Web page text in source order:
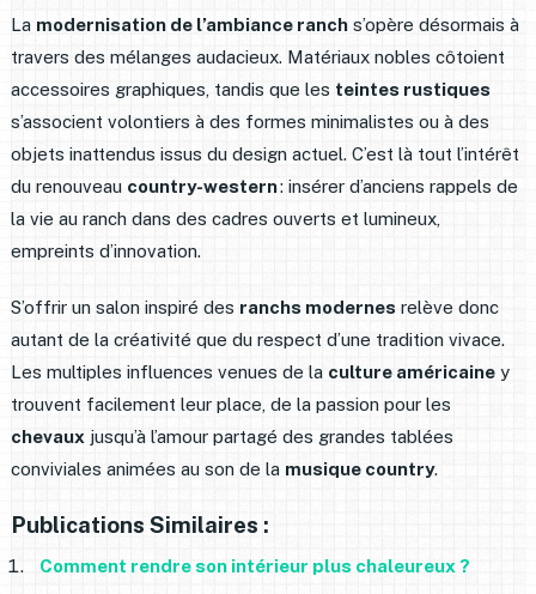
La modernisation de l’ambiance ranchs’opère désormais à
travers des mélanges audacieux. Matériaux nobles côtoient
accessoires graphiques, tandis que les teintes rustiques
s’associent volontiers à des formes minimalistes ou à des
objets inattendus issus du design actuel. C’est là tout l’intérêt
du renouveau country-western: insérer d’anciens rappels de
la vie au ranch dans des cadres ouverts et lumineux,
empreints d’innovation.
S’offrir un salon inspiré des ranchs modernesrelève donc
autant de la créativité que du respect d’une tradition vivace.
Les multiples influences venues de la culture américainey
trouvent facilement leur place, de la passion pour les
chevaux jusqu’à l’amour partagé des grandes tablées
conviviales animées au son de la musique country.
Publications Similaires :
Comment rendre son intérieur plus chaleureux ?